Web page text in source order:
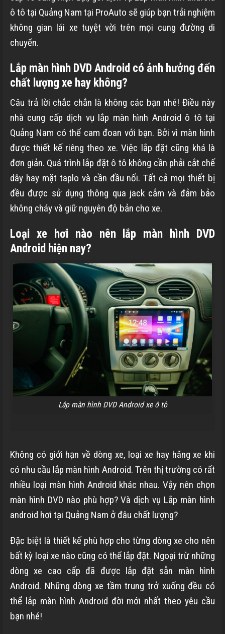
ô tô tại Quảng Nam tại ProAuto sẽ giúp bạn trải nghiệm
không gian lái xe tuyệt vời trên mọi cung đường di
chuyển.
Lắp màn hình DVD Android có ảnh hưởng đến
chất lượng xe hay không?
Câu trả lời chắc chắn là không các bạn nhé! Điều này
nhà cung cấp dịch vụ lắp màn hình Android ô tô tại
Quảng Nam có thể cam đoan với bạn. Bởi vì màn hình
được thiết kế riêng theo xe. Việc lắp đặt cũng khá là
đơn giản. Quá trình lắp đặt ô tô không cần phải cắt chế
dây hay mặt taplo và cần đầu nối. Tất cả mọi thiết bị
đều được sử dụng thông qua jack cắm và đảm bảo
không cháy và giữ nguyên độ bản cho xe.
Loại xe hơi nào nên lắp màn hình DVD
Android hiện nay?
Lắp màn hình DVD Android xe ô tô
Không có giới hạn về dòng xe, loại xe hay hãng xe khi
có nhu cầu lắp màn hình Android. Trên thị trường có rất
nhiều loại màn hình Android khác nhau. Vậy nên chọn
màn hình DVD nào phù hợp? Và dịch vụ Lắp màn hình
android hơi tại Quảng Nam ở đâu chất lượng?
Đặc biệt là thiết kế phù hợp cho từng dòng xe cho nên
bất kỳ loại xe nào cũng có thể lắp đặt. Ngoại trừ những
dòng xe cao cấp đã được lắp đặt sẵn màn hình
Android. Những dòng xe tầm trung trở xuống đều có
thể lắp màn hình Android đời mới nhất theo yêu cầu
bạn nhé!